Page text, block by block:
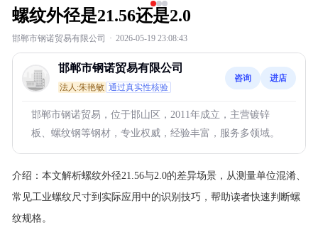
螺纹外径是21.56还是2.0
邯郸市钢诺贸易有限公司 · 2026-05-19 23:08:43
邯郸市钢诺贸易有限公司
法人:朱艳敏 通过真实性核验
咨询 进店
邯郸市钢诺贸易，位于邯山区，2011年成立，主营镀锌
板、螺纹钢等钢材，专业权威，经验丰富，服务多领域。
介绍： 本文解析螺纹外径21.56与2.0的差异场景，从测量单位混淆、
常见工业螺纹尺寸到实际应用中的识别技巧，帮助读者快速判断螺
纹规格。